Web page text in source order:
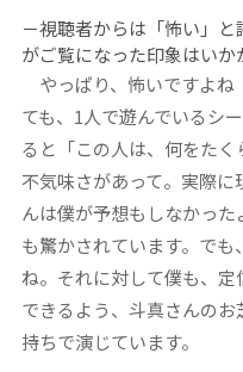
－視聴者からは「怖い」
がご覧になった印象はいか
やっぱり、怖いですよね
ても、1人で遊んでいるシ
ると「この人は、何をた
不気味さがあって。実際に
んは僕が予想もしなかっ
も驚かされています。で
ね。それに対して僕も、
できるよう、斗真さんの
持ちで演じています。